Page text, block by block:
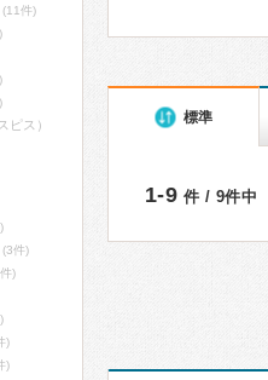
標準
1-9 件 / 9件中
(11件)
ピス）
(3件)
)
)
)